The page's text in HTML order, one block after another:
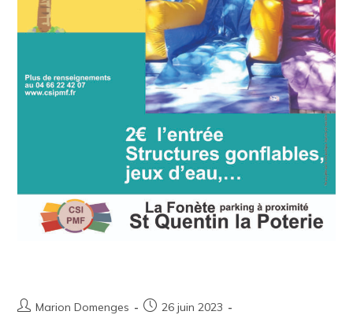
Marion Domenges
26 juin 2023